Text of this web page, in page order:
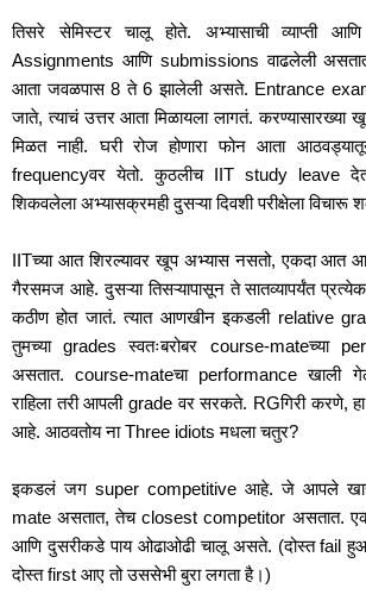
तिसरे सेमिस्टर चालू होते. अभ्यासाची व्याप्ती आणि
Assignments आणि submissions वाढलेली
आता जवळपास 8 ते 6 झालेली असते. Entrance
जाते, त्याचं उत्तर आता मिळायला लागतं. करण्यासारख्या
मिळत नाही. घरी रोज होणारा फोन आता
frequencyवर येतो. कुठलीच IIT study leave देत
शिकवलेला अभ्यासक्रमही दुसऱ्या दिवशी परीक्षेला विचारू
IITच्या आत शिरल्यावर खूप अभ्यास नसतो, एकदा
गैरसमज आहे. दुसऱ्या तिसऱ्यापासून ते सातव्यापर्यंत
कठीण होत जातं. त्यात आणखीन इकडली relative
तुमच्या grades स्वतःबरोबर course-mateच्या
असतात. course-mateचा performance खाली
राहिला तरी आपली grade वर सरकते. RGगिरी करणे, हा
आहे. आठवतोय ना Three idiots मधला चतुर?
इकडलं जग super competitive आहे. जे आपले
mate असतात, तेच closest competitor असतात.
आणि दुसरीकडे पाय ओढाओढी चालू असते. (दोस्त fail
दोस्त first आए तो उससेभी बुरा लगता है।)